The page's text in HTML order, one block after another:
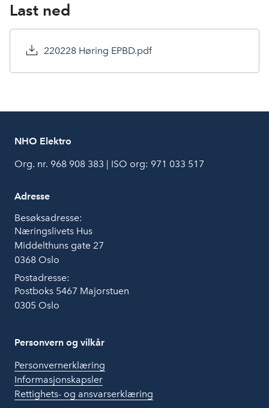
b
k
e
n
s
Last ned
220228 Høring EPBD.pdf
NHO Elektro
Org. nr. 968 908 383 | ISO org: 971 033 517
Adresse
Besøksadresse:
Næringslivets Hus
Middelthuns gate 27
0368 Oslo
Postadresse:
Postboks 5467 Majorstuen
0305 Oslo
Personvern og vilkår
Personvernerklæring
Informasjonskapsler
Rettighets- og ansvarserklæring